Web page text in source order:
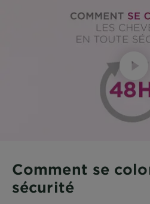
Comment se
sécurité